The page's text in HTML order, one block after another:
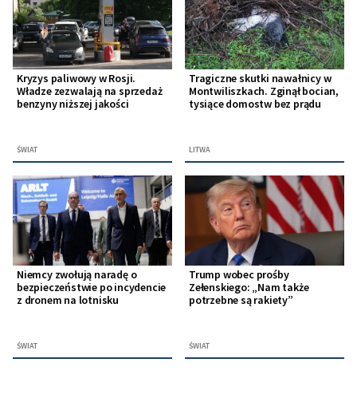
Kryzys paliwowy w Rosji.
Władze zezwalają na sprzedaż
benzyny niższej jakości
ŚWIAT
Tragiczne skutki nawałnicy w
Montwiliszkach. Zginął bocian,
tysiące domostw bez prądu
LITWA
Niemcy zwołują naradę o
bezpieczeństwie po incydencie
z dronem na lotnisku
ŚWIAT
Trump wobec prośby
Zełenskiego: „Nam także
potrzebne są rakiety”
ŚWIAT